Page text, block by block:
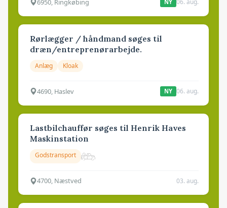
6950, Ringkøbing NY 06. aug.
Rørlægger / håndmand søges til
dræn/entreprenørarbejde.
Anlæg Kloak
4690, Haslev NY 06. aug.
Lastbilchauffør søges til Henrik Haves
Maskinstation
Godstransport
4700, Næstved 03. aug.